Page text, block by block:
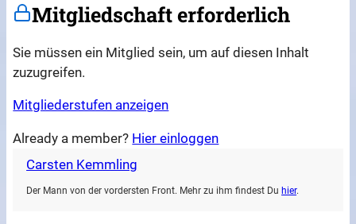
Mitgliedschaft erforderlich
Sie müssen ein Mitglied sein, um auf diesen Inhalt
zuzugreifen.
Mitgliederstufen anzeigen
Already a member? Hier einloggen
Carsten Kemmling
Der Mann von der vordersten Front. Mehr zu ihm findest Du hier.